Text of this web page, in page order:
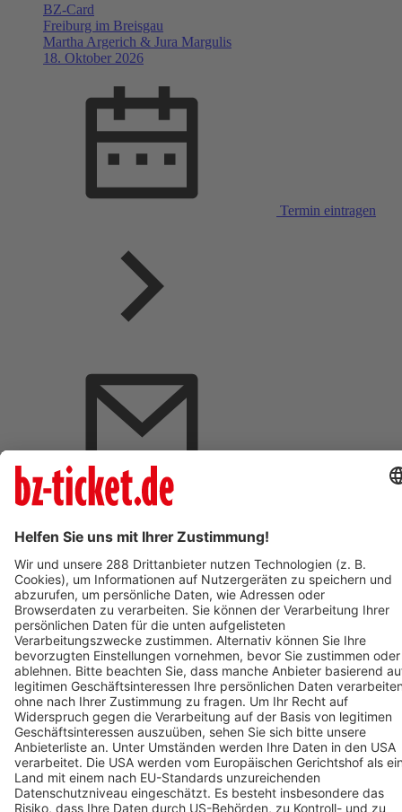
BZ-Card
Freiburg im Breisgau
Martha Argerich & Jura Margulis
18. Oktober 2026
Termin eintragen
Verkaufsstellen vor